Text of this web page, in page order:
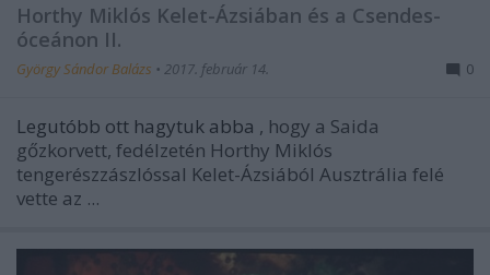
Horthy Miklós Kelet-Ázsiában és a Csendes-
óceánon II.
György Sándor Balázs • 2017. február 14. 0
Legutóbb ott hagytuk abba , hogy a Saida
gőzkorvett, fedélzetén Horthy Miklós
tengerészzászlóssal Kelet-Ázsiából Ausztrália felé
vette az ...